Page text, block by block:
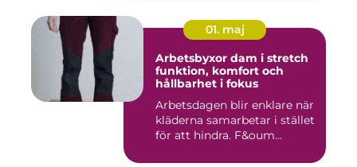
01. maj
Arbetsbyxor dam i stretch
funktion, komfort och
hållbarhet i fokus
Arbetsdagen blir enklare när
kläderna samarbetar i stället
för att hindra. F&oum...